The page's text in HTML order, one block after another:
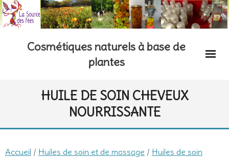
Skip
to
Cosmétiques naturels à base de
plantes
HUILE DE SOIN CHEVEUX
NOURRISSANTE
Accueil / Huiles de soin et de massage / Huiles de soin